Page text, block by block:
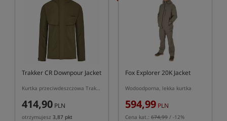
Trakker CR Downpour Jacket
Kurtka przeciwdeszczowa Trakker CR Downpur
414,90 PLN
otrzymujesz 3,87 pkt
Fox Explorer 20K Jacket
Wodoodporna, lekka kurtka
594,99 PLN
Cena kat.: 674,99 / -12%